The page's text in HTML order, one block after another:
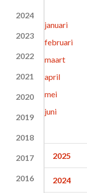
2024
2023
2022
2021
2020
2019
2018
2017
2016
januari
februari
maart
april
mei
juni
2025
2024